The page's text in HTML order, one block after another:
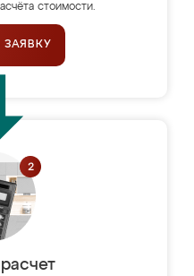
стоимости.
ЗАЯВКУ